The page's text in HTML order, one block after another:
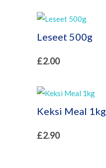
Leseet 500g
£2.00
Keksi Meal 1kg
£2.90